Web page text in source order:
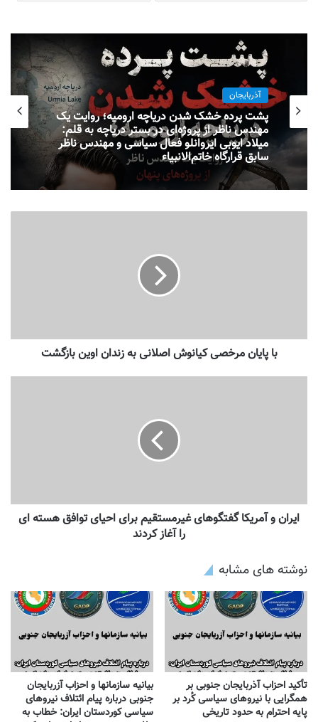
آذربایجان
پشت پرده خشک شدن دریاچه ارومیه؛ روایت یک
مهندس ناظر از پروژه‌ای در بستر دریاچه به قلم:
میلاد ایوبی ایروانلو فعال سیاسی و مهندس ناظر
سابق قرارگاه خاتم‌الانبیاء
با پایان مرخصی کیانوش اصلانی به زندان اوین بازگشت
ایران و آمریکا گفتگوهای غیرمستقیم برای احیای توافق هسته ای
را آغاز کردند
نوشته های مشابه
تأکید احزاب آذربایجان جنوبی بر
همگرایی با نیروهای سیاسی کُرد بر
پایه احترام به حدود تاریخی
بیانیه سازمانها و احزاب آزربایجان
جنوبی درباره پیام ائتلاف نیروهای
سیاسی کوردستان ایران: خطاب به